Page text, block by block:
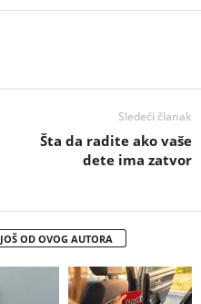
Sledeći članak
Šta da radite ako vaše
dete ima zatvor
JOŠ OD OVOG AUTORA